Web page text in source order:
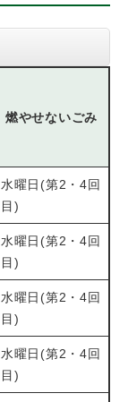
燃やせないごみ
水曜日(第2・4回
目)
水曜日(第2・4回
目)
水曜日(第2・4回
目)
水曜日(第2・4回
目)